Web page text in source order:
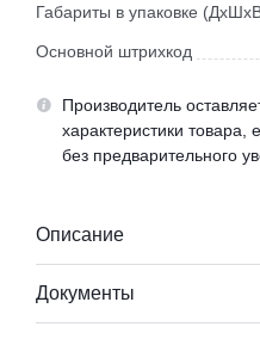
Габариты в упаковке
Основной штрихкод
Производитель
характеристики товара,
без предварительного
Описание
Документы